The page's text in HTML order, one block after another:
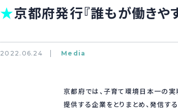
★京都府発行『誰もが働きや
2022.06.24 Media
京都府では、子育て環境日本一の
提供する企業をとりまとめ、発信す